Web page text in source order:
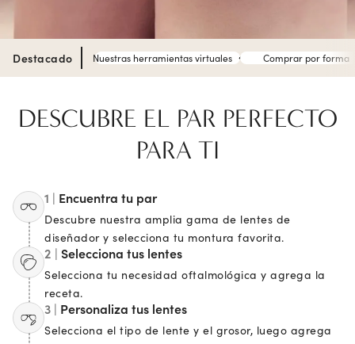
Destacado Nuestras herramientas virtuales Comprar por forma
DESCUBRE EL PAR PERFECTO
PARA TI
1 | Encuentra tu par
Descubre nuestra amplia gama de lentes de
diseñador y selecciona tu montura favorita.
2 | Selecciona tus lentes
Selecciona tu necesidad oftalmológica y agrega la
receta.
3 | Personaliza tus lentes
Selecciona el tipo de lente y el grosor, luego agrega